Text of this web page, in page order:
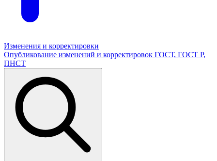
Изменения и корректировки
Опубликование изменений и корректировок ГОСТ, ГОСТ Р,
ПНСТ